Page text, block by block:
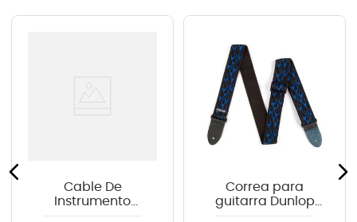
Cable De
Instrumento
Correa para
guitarra Dunlop